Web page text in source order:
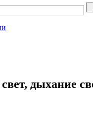
дыхание